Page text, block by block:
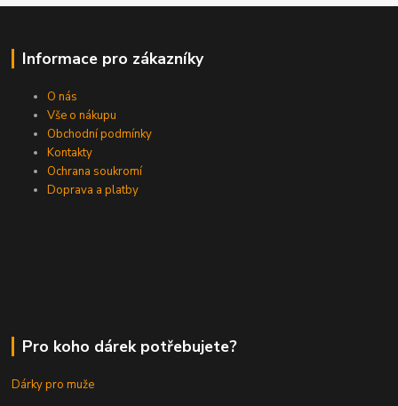
Informace pro zákazníky
O nás
Vše o nákupu
Obchodní podmínky
Kontakty
Ochrana soukromí
Doprava a platby
Pro koho dárek potřebujete?
Dárky pro muže